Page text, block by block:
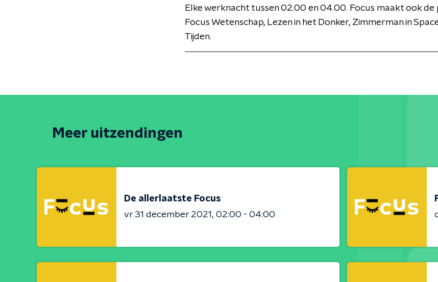
Elke werknacht tussen 02.00 en 04.00. Focus maakt ook de
Focus Wetenschap, Lezen in het Donker, Zimmerman in
Tijden.
Meer uitzendingen
De allerlaatste Focus
vr 31 december 2021
02:00 - 04:00